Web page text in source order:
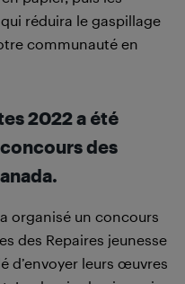
réduira le gaspillage
communauté en
2022 a été
des
organisé un concours
des Repaires jeunesse
d’envoyer leurs œuvres